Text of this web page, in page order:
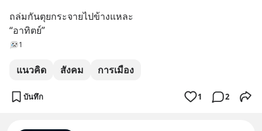
ถล่มกันตุยกระจายไปข้างแหละ
“อาทิตย์”
1
แนวคิด สังคม การเมือง
บันทึก 1 2